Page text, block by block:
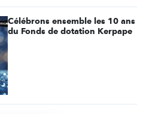
Célébrons ensemble les 10 ans
du Fonds de dotation Kerpape